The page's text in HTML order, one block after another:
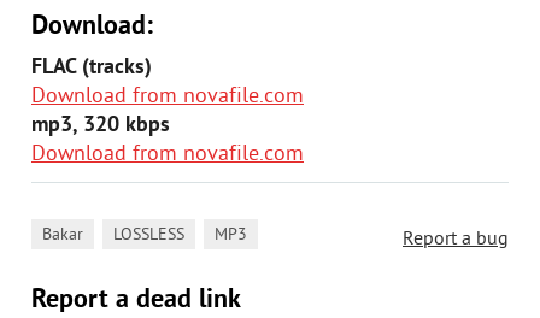
Download:
FLAC (tracks)
Download from novafile.com
mp3, 320 kbps
Download from novafile.com
Report a bug
Bakar LOSSLESS MP3
Report a dead link